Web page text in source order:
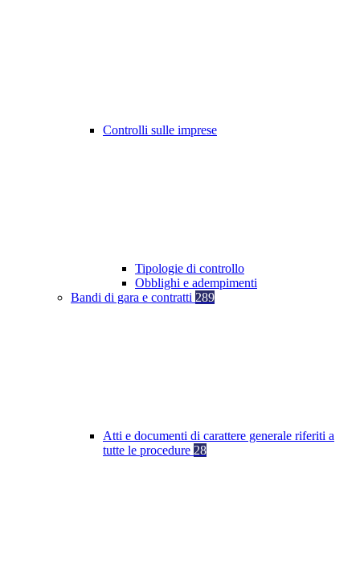
Controlli sulle imprese
Tipologie di controllo
Obblighi e adempimenti
Bandi di gara e contratti 289
Atti e documenti di carattere generale riferiti a
tutte le procedure 28